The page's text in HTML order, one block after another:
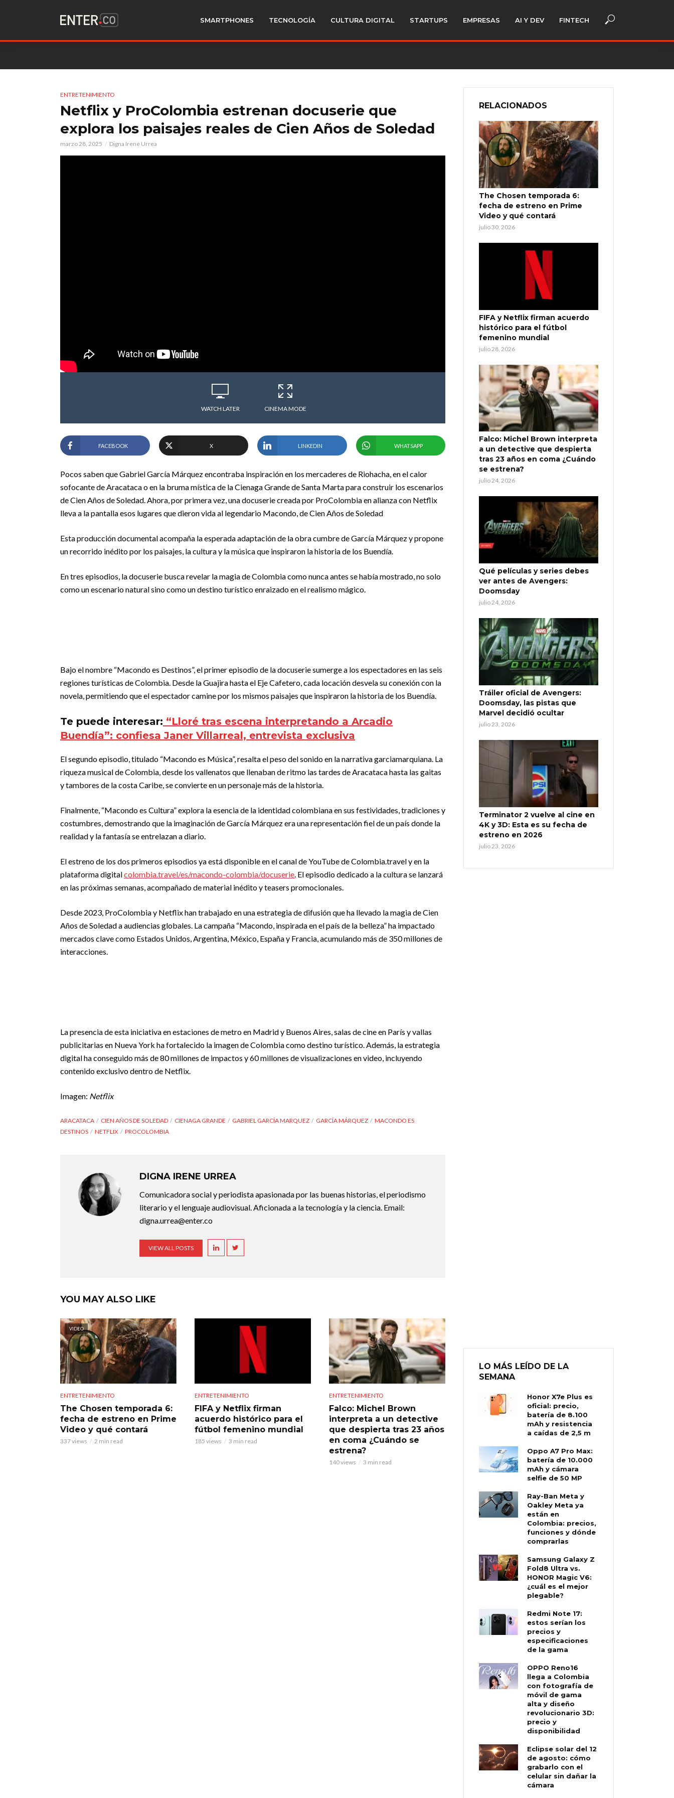
SMARTPHONES TECNOLOGÍA CULTURA DIGITAL STARTUPS EMPRESAS AI Y DEV FINTECH
ENTRETENIMIENTO
Netflix y ProColombia estrenan docuserie que
explora los paisajes reales de Cien Años de Soledad
marzo 28, 2025 Digna Irene Urrea
WATCH LATER CINEMA MODE
FACEBOOK X LINKEDIN WHATSAPP
Pocos saben que Gabriel García Márquez encontraba inspiración en los mercaderes de Riohacha, en el calor
sofocante de Aracataca o en la bruma mística de la Cienaga Grande de Santa Marta para construir los escenarios
de Cien Años de Soledad. Ahora, por primera vez, una docuserie creada por ProColombia en alianza con Netflix
lleva a la pantalla esos lugares que dieron vida al legendario Macondo, de Cien Años de Soledad
Esta producción documental acompaña la esperada adaptación de la obra cumbre de García Márquez y propone
un recorrido inédito por los paisajes, la cultura y la música que inspiraron la historia de los Buendía.
En tres episodios, la docuserie busca revelar la magia de Colombia como nunca antes se había mostrado, no solo
como un escenario natural sino como un destino turístico enraizado en el realismo mágico.
Bajo el nombre “Macondo es Destinos”, el primer episodio de la docuserie sumerge a los espectadores en las seis
regiones turísticas de Colombia. Desde la Guajira hasta el Eje Cafetero, cada locación desvela su conexión con la
novela, permitiendo que el espectador camine por los mismos paisajes que inspiraron la historia de los Buendía.
Te puede interesar: “Lloré tras escena interpretando a Arcadio
Buendía”: confiesa Janer Villarreal, entrevista exclusiva
El segundo episodio, titulado “Macondo es Música”, resalta el peso del sonido en la narrativa garciamarquiana. La
riqueza musical de Colombia, desde los vallenatos que llenaban de ritmo las tardes de Aracataca hasta las gaitas
y tambores de la costa Caribe, se convierte en un personaje más de la historia.
Finalmente, “Macondo es Cultura” explora la esencia de la identidad colombiana en sus festividades, tradiciones y
costumbres, demostrando que la imaginación de García Márquez era una representación fiel de un país donde la
realidad y la fantasía se entrelazan a diario.
El estreno de los dos primeros episodios ya está disponible en el canal de YouTube de Colombia.travel y en la
plataforma digitalcolombia.travel/es/macondo-colombia/docuserie. El episodio dedicado a la cultura se lanzará
en las próximas semanas, acompañado de material inédito y teasers promocionales.
Desde 2023, ProColombia y Netflix han trabajado en una estrategia de difusión que ha llevado la magia de Cien
Años de Soledad a audiencias globales. La campaña “Macondo, inspirada en el país de la belleza” ha impactado
mercados clave como Estados Unidos, Argentina, México, España y Francia, acumulando más de 350 millones de
interacciones.
La presencia de esta iniciativa en estaciones de metro en Madrid y Buenos Aires, salas de cine en París y vallas
publicitarias en Nueva York ha fortalecido la imagen de Colombia como destino turístico. Además, la estrategia
digital ha conseguido más de 80 millones de impactos y 60 millones de visualizaciones en video, incluyendo
contenido exclusivo dentro de Netflix.
Imagen: Netflix
ARACATACA CIEN AÑOS DE SOLEDAD CIENAGA GRANDE GABRIEL GARCÍA MARQUEZ GARCÍA MÁRQUEZ
MACONDO ES
DESTINOS
NETFLIX PROCOLOMBIA
DIGNA IRENE URREA
Comunicadora social y periodista apasionada por las buenas historias, el periodismo
literario y el lenguaje audiovisual. Aficionada a la tecnología y la ciencia. Email:
digna.urrea@enter.co
VIEW ALL POSTS
YOU MAY ALSO LIKE
VIDEO
ENTRETENIMIENTO
The Chosen temporada 6:
fecha de estreno en Prime
Video y qué contará
337 views 2 min read
ENTRETENIMIENTO
FIFA y Netflix firman
acuerdo histórico para el
fútbol femenino mundial
185 views 3 min read
ENTRETENIMIENTO
Falco: Michel Brown
interpreta a un detective
que despierta tras 23 años
en coma ¿Cuándo se
estrena?
140 views 3 min read
RELACIONADOS
The Chosen temporada 6:
fecha de estreno en Prime
Video y qué contará
julio 30, 2026
FIFA y Netflix firman acuerdo
histórico para el fútbol
femenino mundial
julio 28, 2026
Falco: Michel Brown interpreta
a un detective que despierta
tras 23 años en coma ¿Cuándo
se estrena?
julio 24, 2026
Qué películas y series debes
ver antes de Avengers:
Doomsday
julio 24, 2026
Tráiler oficial de Avengers:
Doomsday, las pistas que
Marvel decidió ocultar
julio 23, 2026
Terminator 2 vuelve al cine en
4K y 3D: Esta es su fecha de
estreno en 2026
julio 23, 2026
LO MÁS LEÍDO DE LA
SEMANA
Honor X7e Plus es
oficial: precio,
batería de 8.100
mAh y resistencia
a caídas de 2,5 m
Oppo A7 Pro Max:
batería de 10.000
mAh y cámara
selfie de 50 MP
Ray-Ban Meta y
Oakley Meta ya
están en
Colombia: precios,
funciones y dónde
comprarlas
Samsung Galaxy Z
Fold8 Ultra vs.
HONOR Magic V6:
¿cuál es el mejor
plegable?
Redmi Note 17:
estos serían los
precios y
especificaciones
de la gama
OPPO Reno16
llega a Colombia
con fotografía de
móvil de gama
alta y diseño
revolucionario 3D:
precio y
disponibilidad
Eclipse solar del 12
de agosto: cómo
grabarlo con el
celular sin dañar la
cámara